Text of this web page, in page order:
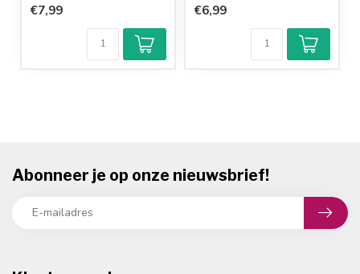
€7,99 €6,99
Abonneer je op onze nieuwsbrief!